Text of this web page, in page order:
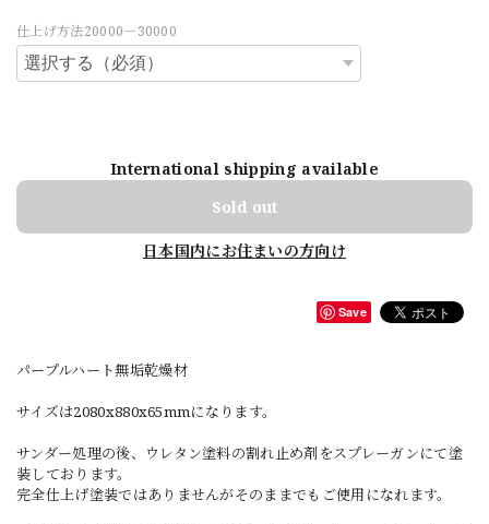
仕上げ方法20000－30000
International shipping available
Sold out
日本国内にお住まいの方向け
Save
パープルハート無垢乾燥材
サイズは2080x880x65mmになります。
サンダー処理の後、ウレタン塗料の割れ止め剤をスプレーガンにて塗
装しております。
完全仕上げ塗装ではありませんがそのままでもご使用になれます。